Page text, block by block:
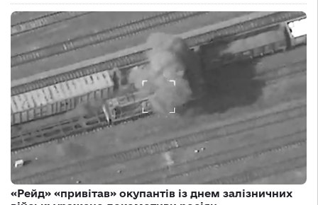
«Рейд» «привітав» окупантів із днем залізничних